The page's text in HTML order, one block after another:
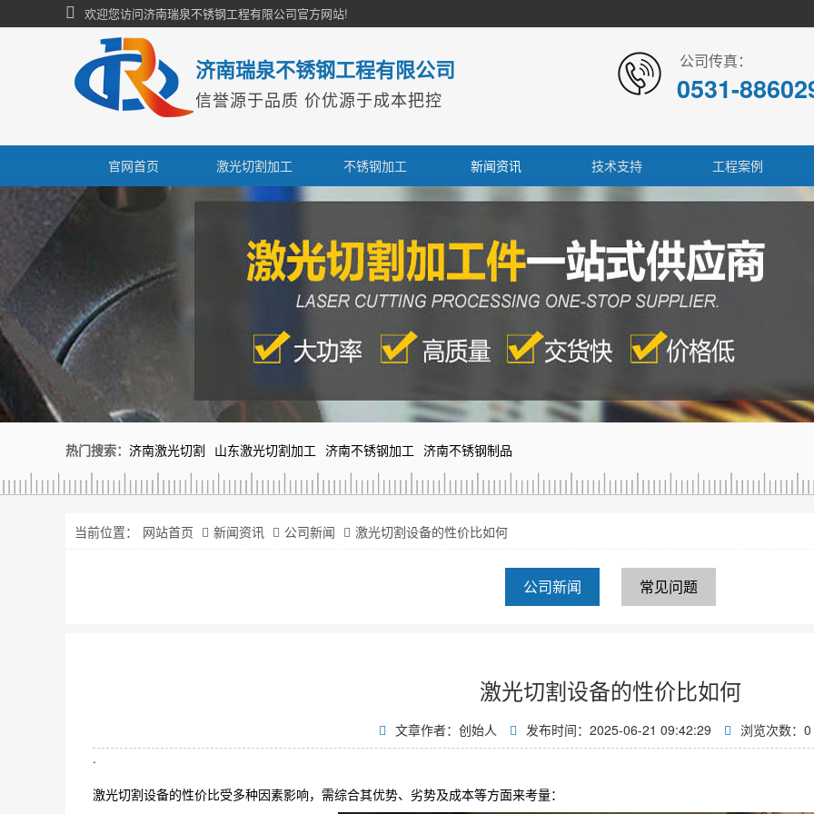
欢迎您访问济南瑞泉不锈钢工程有限公司官方网站!
济南瑞泉不锈钢工程有限公司
信誉源于品质 价优源于成本把控
公司传真：
0531-
官网首页 激光切割加工 不锈钢加工 新闻资讯 技术支持 工程案例
热门搜索： 济南激光切割 山东激光切割加工 济南不锈钢加工 济南不锈钢制品
当前位置： 网站首页 新闻资讯 公司新闻 激光切割设备的性价比如何
公司新闻 常见问题
激光切割设备的性价比如何
文章作者：创始人 发布时间：2025-06-21 09:42:29 浏览次数： 0
.
激光切割设备的性价比受多种因素影响，需综合其优势、劣势及成本等方面来考量：